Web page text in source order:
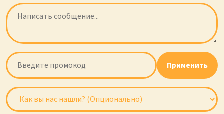
Применить